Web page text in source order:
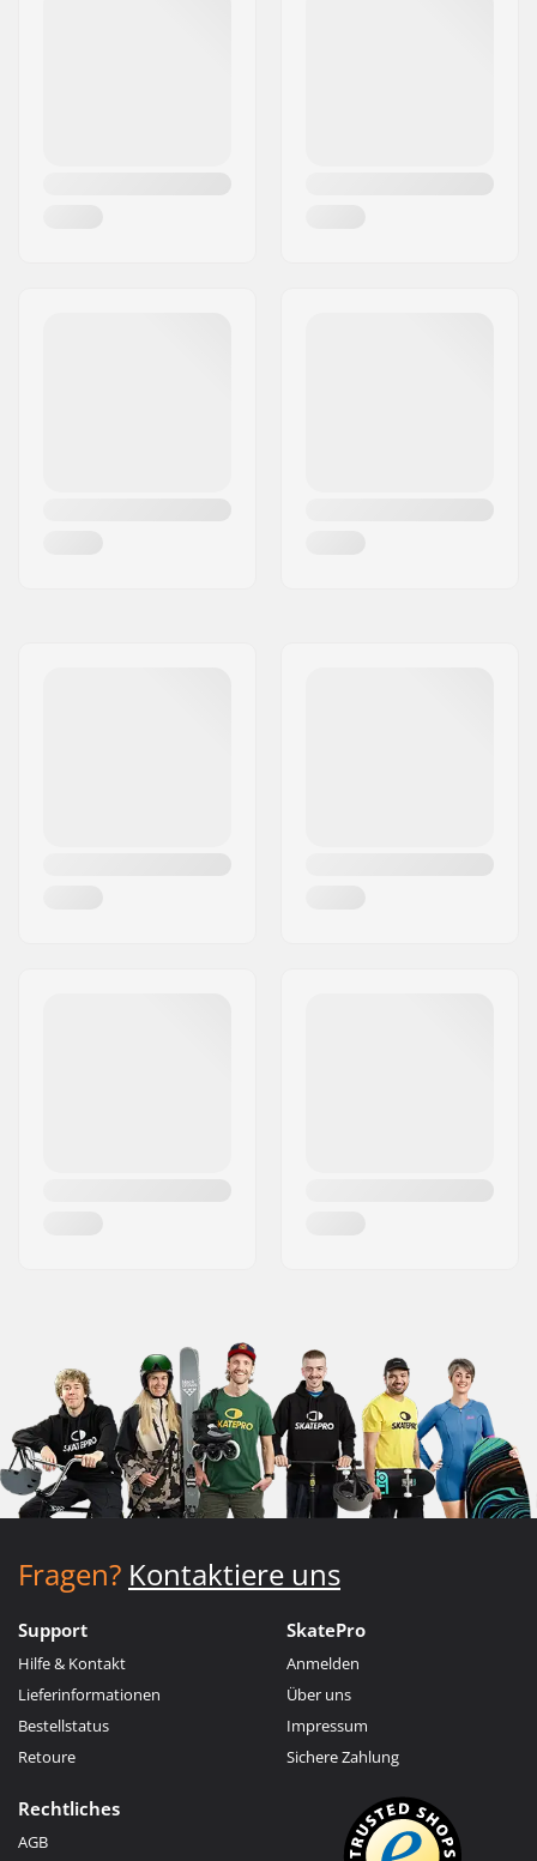
Fragen? Kontaktiere uns
Support
Hilfe & Kontakt
Lieferinformationen
Bestellstatus
Retoure
SkatePro
Anmelden
Über uns
Impressum
Sichere Zahlung
Rechtliches
AGB